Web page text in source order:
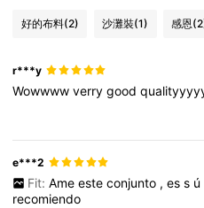
好的布料(2) 沙灘裝(1) 感恩
r***y
Wowwwwverrygood
e***2
Fit: Ame este conjunto , es s ú
recomiendo